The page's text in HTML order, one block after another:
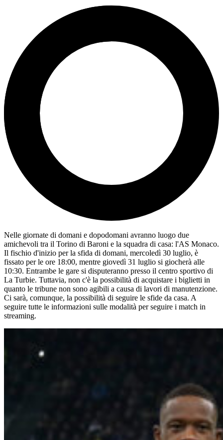
Nelle giornate di domani e dopodomani avranno luogo due
amichevoli tra il Torino di Baroni e la squadra di casa: l'AS Monaco.
Il fischio d'inizio per la sfida di domani, mercoledì 30 luglio, è
fissato per le ore 18:00, mentre giovedì 31 luglio si giocherà alle
10:30. Entrambe le gare si disputeranno presso il centro sportivo di
La Turbie. Tuttavia, non c'è la possibilità di acquistare i biglietti in
quanto le tribune non sono agibili a causa di lavori di manutenzione.
Ci sarà, comunque, la possibilità di seguire le sfide da casa. A
seguire tutte le informazioni sulle modalità per seguire i match in
streaming.